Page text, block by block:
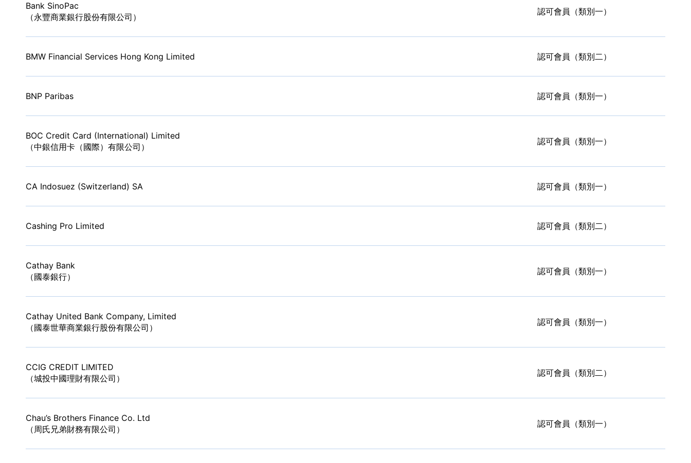
Bank SinoPac
（永豐商業銀行股份有限公司）
認可會員（類別一）
BMW Financial Services Hong Kong Limited 認可會員（類別二）
BNP Paribas 認可會員（類別一）
BOC Credit Card (International) Limited
（中銀信用卡（國際）有限公司）
認可會員（類別一）
CA Indosuez (Switzerland) SA 認可會員（類別一）
Cashing Pro Limited 認可會員（類別二）
Cathay Bank
（國泰銀行）
認可會員（類別一）
Cathay United Bank Company, Limited
（國泰世華商業銀行股份有限公司）
認可會員（類別一）
CCIG CREDIT LIMITED
（城投中國理財有限公司）
認可會員（類別二）
Chau’s Brothers Finance Co. Ltd
（周氏兄弟財務有限公司）
認可會員（類別一）